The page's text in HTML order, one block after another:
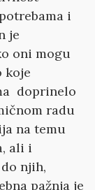
i
je
oni mogu
koje
doprinelo
radu
na temu
ali i
njih,
pažnja je